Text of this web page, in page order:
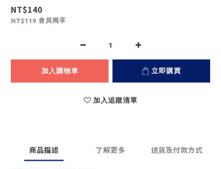
NT$140
NT$119 會員獨享
加入購物車 立即購買
加入追蹤清單
商品描述 了解更多 送貨及付款方式